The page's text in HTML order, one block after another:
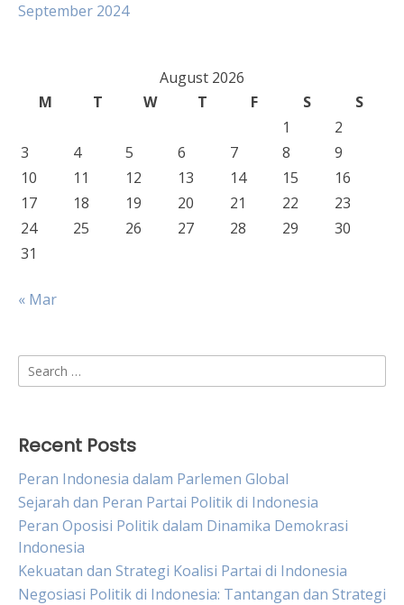
September 2024
August 2026
M
T W T F S
S
1
2
3
4 5 6 7 8
9
10
11 12 13 14 15
16
17
18 19 20 21 22
23
24
25 26 27 28 29
30
31
« Mar
Search
for:
Recent Posts
Peran Indonesia dalam Parlemen Global
Sejarah dan Peran Partai Politik di Indonesia
Peran Oposisi Politik dalam Dinamika Demokrasi
Indonesia
Kekuatan dan Strategi Koalisi Partai di Indonesia
Negosiasi Politik di Indonesia: Tantangan dan Strategi